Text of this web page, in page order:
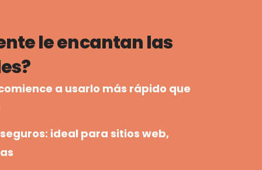
le encantan las
a usarlo más rápido que
ideal para sitios web,